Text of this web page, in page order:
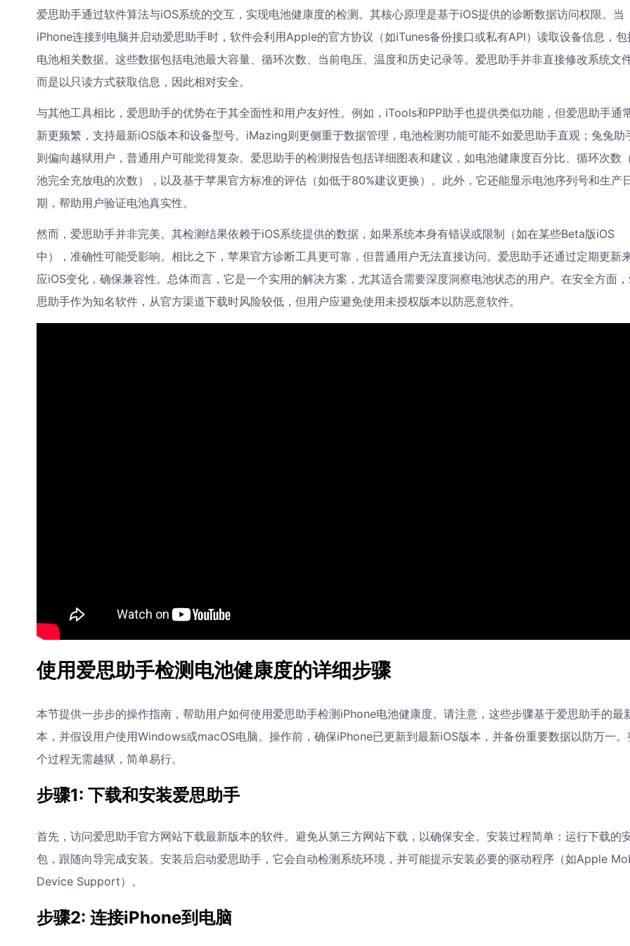
爱思助手通过软件算法与iOS系统的交互，实现电池健康度的检测。其核心原理是基于iOS提供的诊断数据访问权限。当
iPhone连接到电脑并启动爱思助手时，软件会利用Apple的官方协议（如iTunes备份接口或私有API）读取设备信息，包
电池相关数据。这些数据包括电池最大容量、循环次数、当前电压、温度和历史记录等。爱思助手并非直接修改系统文
而是以只读方式获取信息，因此相对安全。
与其他工具相比，爱思助手的优势在于其全面性和用户友好性。例如，iTools和PP助手也提供类似功能，但爱思助手通
新更频繁，支持最新iOS版本和设备型号。iMazing则更侧重于数据管理，电池检测功能可能不如爱思助手直观；兔兔助
则偏向越狱用户，普通用户可能觉得复杂。爱思助手的检测报告包括详细图表和建议，如电池健康度百分比、循环次数
池完全充放电的次数），以及基于苹果官方标准的评估（如低于80%建议更换）。此外，它还能显示电池序列号和生产
期，帮助用户验证电池真实性。
然而，爱思助手并非完美。其检测结果依赖于iOS系统提供的数据，如果系统本身有错误或限制（如在某些Beta版iOS
中），准确性可能受影响。相比之下，苹果官方诊断工具更可靠，但普通用户无法直接访问。爱思助手还通过定期更新
应iOS变化，确保兼容性。总体而言，它是一个实用的解决方案，尤其适合需要深度洞察电池状态的用户。在安全方面
思助手作为知名软件，从官方渠道下载时风险较低，但用户应避免使用未授权版本以防恶意软件。
使用爱思助手检测电池健康度的详细步骤
本节提供一步步的操作指南，帮助用户如何使用爱思助手检测iPhone电池健康度。请注意，这些步骤基于爱思助手的最
本，并假设用户使用Windows或macOS电脑。操作前，确保iPhone已更新到最新iOS版本，并备份重要数据以防万一。
个过程无需越狱，简单易行。
步骤1: 下载和安装爱思助手
首先，访问爱思助手官方网站下载最新版本的软件。避免从第三方网站下载，以确保安全。安装过程简单：运行下载的
包，跟随向导完成安装。安装后启动爱思助手，它会自动检测系统环境，并可能提示安装必要的驱动程序（如Apple
Device Support）。
步骤2: 连接iPhone到电脑